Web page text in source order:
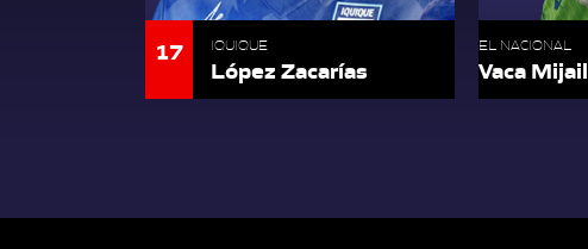
17 IQUIQUE
López Zacarías
EL NACIONAL
Vaca Mijail